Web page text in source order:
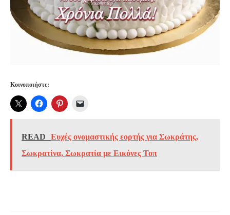
Κοινοποιήστε:
READ
Ευχές ονομαστικής εορτής για Σωκράτης,
Σωκρατίνα, Σωκρατία με Εικόνες Τοπ